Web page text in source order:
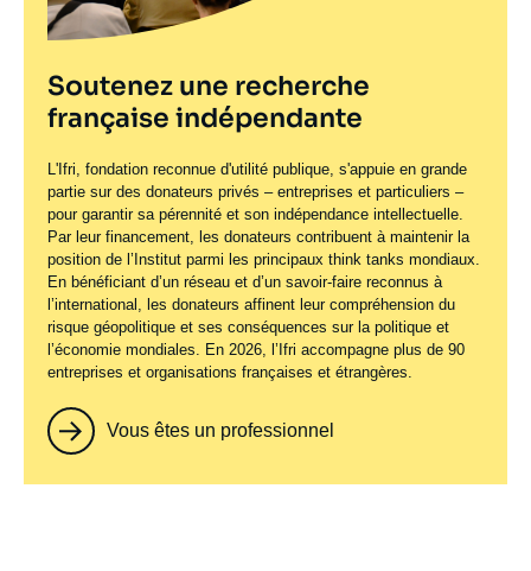
Soutenez une recherche
française indépendante
L'Ifri, fondation reconnue d'utilité publique, s'appuie en grande
partie sur des donateurs privés – entreprises et particuliers –
pour garantir sa pérennité et son indépendance intellectuelle.
Par leur financement, les donateurs contribuent à maintenir la
position de l’Institut parmi les principaux think tanks mondiaux.
En bénéficiant d’un réseau et d’un savoir-faire reconnus à
l’international, les donateurs affinent leur compréhension du
risque géopolitique et ses conséquences sur la politique et
l’économie mondiales. En 2026, l’Ifri accompagne plus de 90
entreprises et organisations françaises et étrangères.
Vous êtes un professionnel